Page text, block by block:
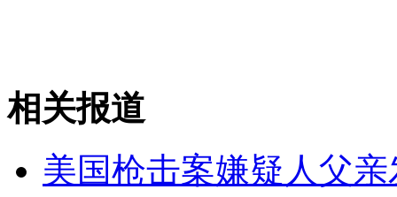
外交部：反对强权政治霸凌主义
外交部：有关国家言论片面不公正
相关报道
美国枪击案嫌疑人父